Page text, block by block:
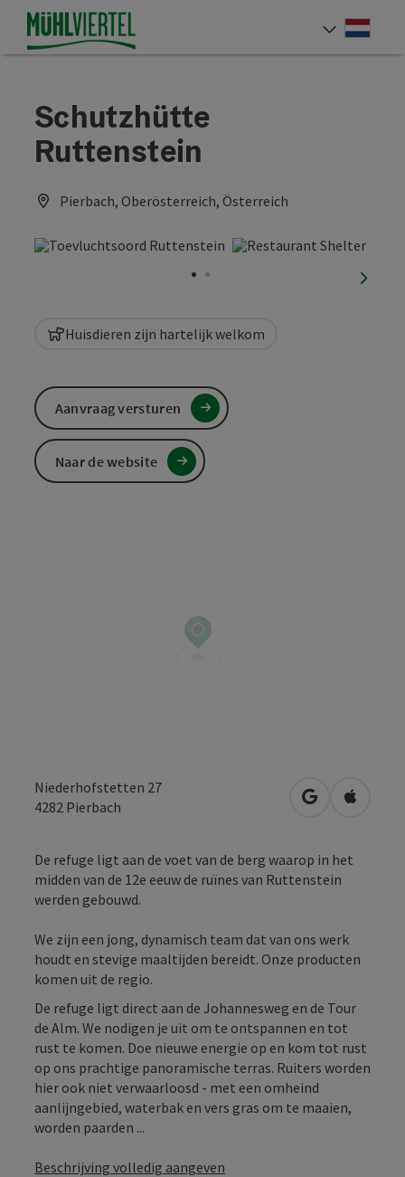
InhoudAccesskey
[0]
NavigatieAccesskey
[1]
PaginabeginAccesskey
[2]
Schutzhütte
Ruttenstein
Pierbach, Oberösterreich, Österreich
Huisdieren zijn hartelijk welkom
Niederhofstetten 27
4282 Pierbach Openen in
De refuge ligt aan de voet van de berg waarop in het
midden van de 12e eeuw de ruïnes van Ruttenstein
werden gebouwd.
We zijn een jong, dynamisch team dat van ons werk
houdt en stevige maaltijden bereidt. Onze producten
komen uit de regio.
De refuge ligt direct aan de Johannesweg en de Tour
de Alm. We nodigen je uit om te ontspannen en tot
rust te komen. Doe nieuwe energie op en kom tot rust
op ons prachtige panoramische terras. Ruiters worden
hier ook niet verwaarloosd - met een omheind
aanlijngebied, waterbak en vers gras om te maaien,
worden paarden ...
Beschrijving volledig aangeven
Aanvraag versturen
Naar de website